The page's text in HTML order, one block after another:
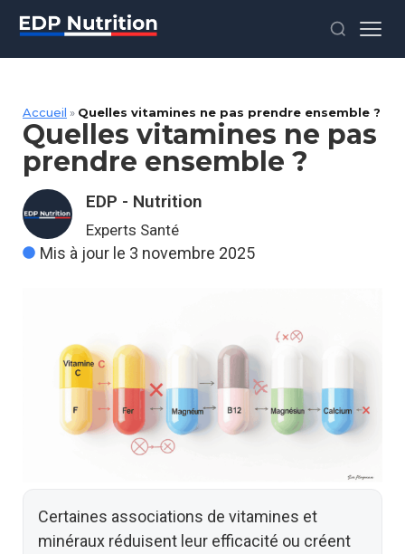
Accueil » Quelles vitamines ne pas prendre ensemble ?
Quelles vitamines ne pas
prendre ensemble ?
EDP - Nutrition
Experts Santé
Mis à jour le 3 novembre 2025
Certaines associations de vitamines et
minéraux réduisent leur efficacité ou créent